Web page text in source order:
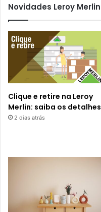
Novidades Leroy Merlin
Clique e retire na Leroy
Merlin: saiba os detalhes
2 dias atrás